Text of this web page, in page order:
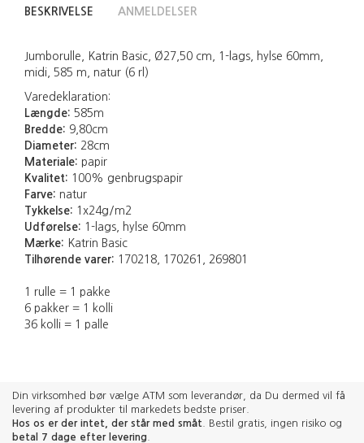
BESKRIVELSE ANMELDELSER
Jumborulle, Katrin Basic, Ø27,50 cm, 1-lags, hylse 60mm,
midi, 585 m, natur (6 rl)
Varedeklaration:
Længde: 585m
Bredde: 9,80cm
Diameter: 28cm
Materiale: papir
Kvalitet: 100% genbrugspapir
Farve: natur
Tykkelse: 1x24g/m2
Udførelse: 1-lags, hylse 60mm
Mærke: Katrin Basic
Tilhørende varer: 170218, 170261, 269801
1 rulle = 1 pakke
6 pakker = 1 kolli
36 kolli = 1 palle
Din virksomhed bør vælge ATM som leverandør, da Du dermed vil få
levering af produkter til markedets bedste priser.
Hos os er der intet, der står med småt . Bestil gratis, ingen risiko og
betal 7 dage efter levering